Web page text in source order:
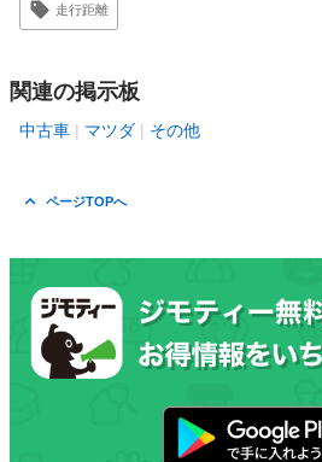
走行距離
関連の掲示板
中古車 マツダ その他
ページTOPへ